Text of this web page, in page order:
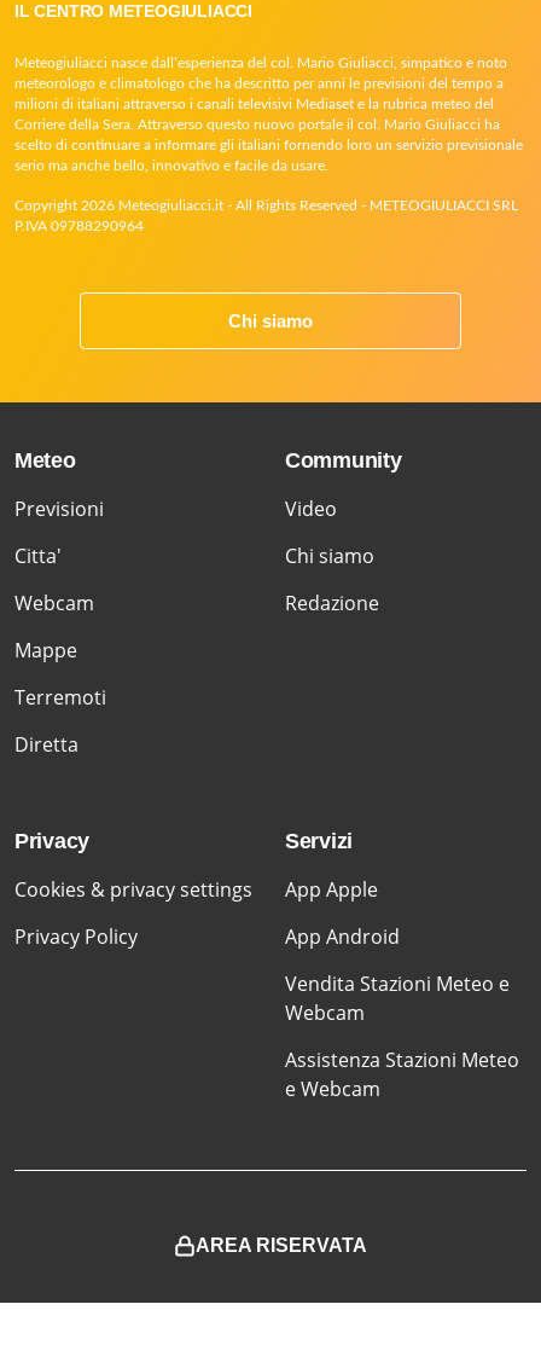
IL CENTRO METEOGIULIACCI
Meteogiuliacci nasce dall’esperienza del col. Mario Giuliacci, simpatico e noto
meteorologo e climatologo che ha descritto per anni le previsioni del tempo a
milioni di italiani attraverso i canali televisivi Mediaset e la rubrica meteo del
Corriere della Sera. Attraverso questo nuovo portale il col. Mario Giuliacci ha
scelto di continuare a informare gli italiani fornendo loro un servizio previsionale
serio ma anche bello, innovativo e facile da usare.
Copyright 2026 Meteogiuliacci.it - All Rights Reserved - METEOGIULIACCI SRL
P.IVA 09788290964
Chi siamo
Meteo
Previsioni
Citta'
Webcam
Mappe
Terremoti
Diretta
Community
Video
Chi siamo
Redazione
Privacy
Cookies & privacy settings
Privacy Policy
Servizi
App Apple
App Android
Vendita Stazioni Meteo e
Webcam
Assistenza Stazioni Meteo
e Webcam
AREA RISERVATA